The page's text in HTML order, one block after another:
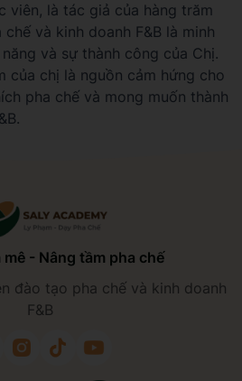
viên, là tác giả của hàng trăm
và kinh doanh F&B là minh
và sự thành công của Chị.
của chị là nguồn cảm hứng cho
pha chế và mong muốn thành
mê - Nâng tầm pha chế
đào tạo pha chế và kinh doanh
F&B